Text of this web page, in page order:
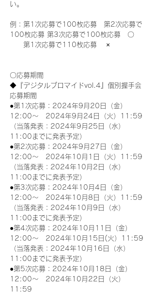
い。
例：第1次応募で100枚応募　第2次応募で
100枚応募 第3次応募で100枚応募　〇
第1次応募で110枚応募　 ×
〇応募期間
◆『デジタルブロマイドvol.4』個別握手会
応募期間
●第1次応募：2024年9月20日（金）
12:00～　2024年9月24日（火）11:59
（当落発表：2024年9月25日（水）
11:00までに発表予定）
●第2次応募：2024年9月27日（金）
12:00～　2024年10月1日（火）11:59
（当落発表：2024年10月2日（水）
11:00までに発表予定）
●第3次応募：2024年10月4日（金）
12:00～　2024年10月8日（火）11:59
（当落発表：2024年10月9日（水）
11:00までに発表予定）
●第4次応募：2024年10月11日（金）
12:00～　2024年10月15日(火）11:59
（当落発表：2024年10月16日（水）
11:00までに発表予定）
●第5次応募：2024年10月18日（金）
12:00～　2024年10月22日（火）
11:59